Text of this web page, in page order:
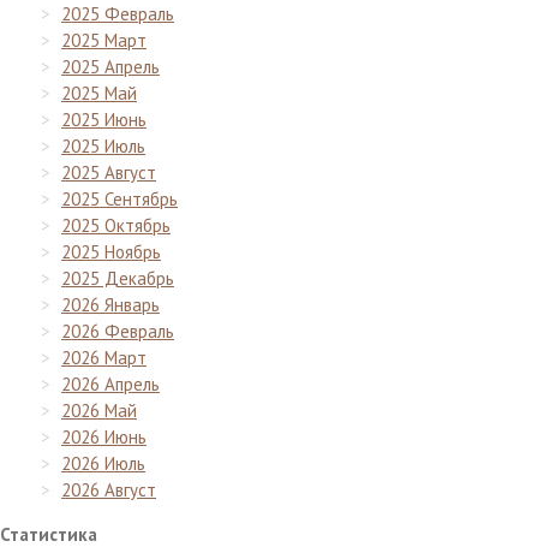
2025 Февраль
2025 Март
2025 Апрель
2025 Май
2025 Июнь
2025 Июль
2025 Август
2025 Сентябрь
2025 Октябрь
2025 Ноябрь
2025 Декабрь
2026 Январь
2026 Февраль
2026 Март
2026 Апрель
2026 Май
2026 Июнь
2026 Июль
2026 Август
Статистика